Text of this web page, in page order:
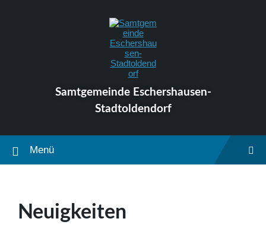
Samtgemeinde Eschershausen-
Stadtoldendorf
Menü
Neuigkeiten